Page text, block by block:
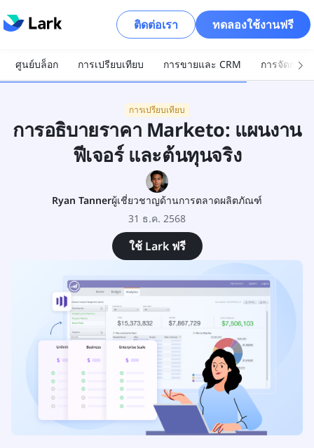
ติดต่อเรา ทดลองใช้งานฟรี
ศูนย์บล็อก การเปรียบเทียบ การขายและ CRM การจัดการ
การเปรียบเทียบ
การอธิบายราคา Marketo: แผนงาน
ฟีเจอร์ และต้นทุนจริง
Ryan Tannerผู้เชี่ยวชาญด้านการตลาดผลิตภัณฑ์
31 ธ.ค. 2568
ใช้ Lark ฟรี
Adobe Marketo Engage คืออะไร?
การกำหนดราคาและแพ็กเกจของ Marketo Engage
ทำงานอย่างไร
คุณสมบัติของ Marketo Engage ในแผนต่างๆ